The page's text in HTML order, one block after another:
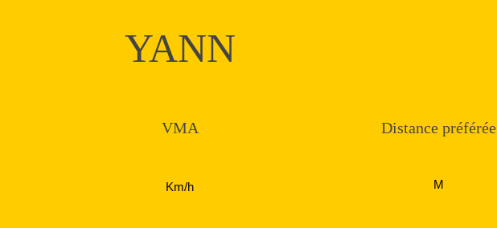
YANN
VMA
Km/h
Distance préférée
M